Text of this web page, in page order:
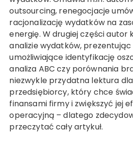
outsourcing, renegocjacje
racjonalizację wydatków na
energię. W drugiej części autor
analizie wydatków,
umożliwiające identyfikację
analiza ABC czy porównania
niezwykle przydatna lektura
przedsiębiorcy, który chce
finansami firmy i zwiększyć jej
operacyjną – dlatego
przeczytać cały artykuł.